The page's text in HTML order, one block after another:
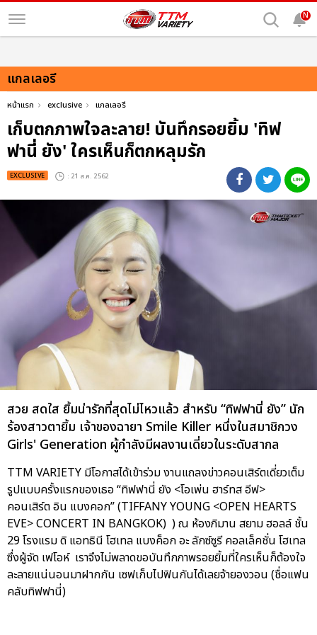
N
แกลเลอรี
หน้าแรก exclusive แกลเลอรี
เก็บตกภาพใจละลาย! บันทึกรอยยิ้ม 'ทิฟ
ฟานี่ ยัง' ใครเห็นก็ตกหลุมรัก
EXCLUSIVE : 21 ส.ค. 2562
สวย สดใส ยิ้มน่ารักที่สุดไม่ไหวแล้ว สำหรับ “ทิฟฟานี่ ยัง” นัก
ร้องสาวตายิ้ม เจ้าของฉายา Smile Killer หนึ่งในสมาชิกวง
Girls' Generation ผู้กำลังมีผลงานเดี่ยวในระดับสากล
TTM VARIETY มีโอกาสได้เข้าร่วม งานแถลงข่าวคอนเสิร์ตเดี่ยวเต็ม
รูปแบบครั้งแรกของเธอ “ทิฟฟานี่ ยัง <โอเพ่น ฮาร์ทส อีฟ>
คอนเสิร์ต อิน แบงคอก” (TIFFANY YOUNG <OPEN HEARTS
EVE> CONCERT IN BANGKOK) ) ณ ห้องภิมาน สยาม ฮอลล์ ชั้น
29 โรงแรม ดิ แอทธินี โฮเทล แบงค็อก อะ ลักซ์ซูรี คอลเล็คชั่น โฮเทล
ซึ่งผู้จัด เฟโอห์ เราจึงไม่พลาดขอบันทึกภาพรอยยิ้มที่ใครเห็นก็ต้องใจ
ละลายแน่นอนมาฝากกัน เซฟเก็บไปฟินกันได้เลยจ้ายองวอน (ชื่อแฟน
คลับทิฟฟานี่)